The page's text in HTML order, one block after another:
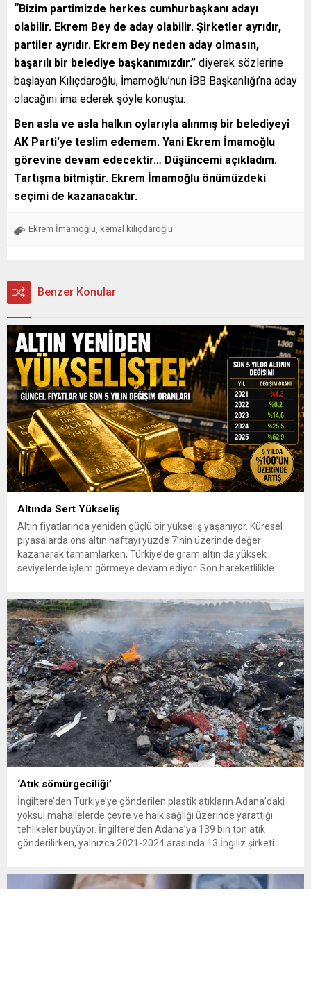
“Bizim partimizde herkes cumhurbaşkanı adayı
olabilir. Ekrem Bey de aday olabilir. Şirketler ayrıdır,
partiler ayrıdır. Ekrem Bey neden aday olmasın,
başarılı bir belediye başkanımızdır.” diyerek sözlerine
başlayan Kılıçdaroğlu, İmamoğlu’nun İBB Başkanlığı’na aday
olacağını ima ederek şöyle konuştu:
Ben asla ve asla halkın oylarıyla alınmış bir belediyeyi
AK Parti’ye teslim edemem. Yani Ekrem İmamoğlu
görevine devam edecektir… Düşüncemi açıkladım.
Tartışma bitmiştir. Ekrem İmamoğlu önümüzdeki
seçimi de kazanacaktır.
Ekrem İmamoğlu kemal kılıçdaroğlu
Benzer Konular
Altında Sert Yükseliş
Altın fiyatlarında yeniden güçlü bir yükseliş yaşanıyor. Küresel
piyasalarda ons altın haftayı yüzde 7’nin üzerinde değer
kazanarak tamamlarken, Türkiye’de gram altın da yüksek
seviyelerde işlem görmeye devam ediyor. Son hareketlilikle
yükselerek 4 bin...
‘Atık sömürgeciliği’
İngiltere’den Türkiye’ye gönderilen plastik atıkların Adana’daki
yoksul mahallelerde çevre ve halk sağlığı üzerinde yarattığı
tehlikeler büyüyor. İngiltere’den Adana’ya 139 bin ton atık
gönderilirken, yalnızca 2021-2024 arasında 13 İngiliz şirketi
edilirken çiftçiler hava, su...